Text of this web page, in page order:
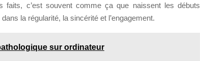
faits, c’est souvent comme ça que naissent les débuts
la régularité, la sincérité et l’engagement.
sur ordinateur